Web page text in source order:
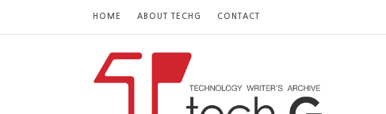
HOME ABOUT TECHG CONTACT